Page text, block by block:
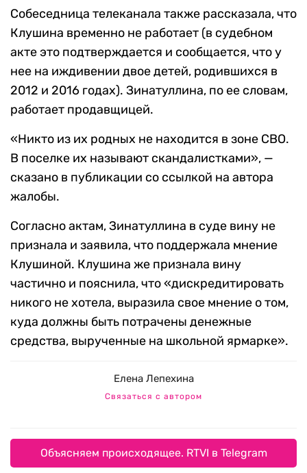
Собеседница телеканала также рассказала, что
Клушина временно не работает (в судебном
акте это подтверждается и сообщается, что у
нее на иждивении двое детей, родившихся в
2012 и 2016 годах). Зинатуллина, по ее словам,
работает продавщицей.
«Никто из их родных не находится в зоне СВО.
В поселке их называют скандалистками», —
сказано в публикации со ссылкой на автора
жалобы.
Согласно актам, Зинатуллина в суде вину не
признала и заявила, что поддержала мнение
Клушиной. Клушина же признала вину
частично и пояснила, что «дискредитировать
никого не хотела, выразила свое мнение о том,
куда должны быть потрачены денежные
средства, вырученные на школьной ярмарке».
Елена Лепехина
Связаться с автором
Объясняем происходящее. RTVI в Telegram